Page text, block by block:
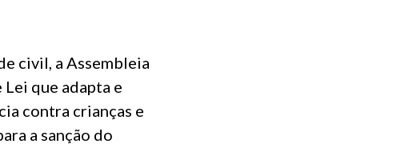
civil, a Assembleia
que adapta e
contra crianças e
a sanção do